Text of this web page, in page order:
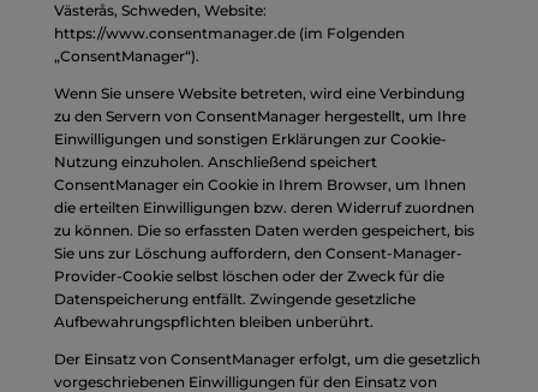
Västerås, Schweden, Website:
https://www.consentmanager.de(im Folgenden
„ConsentManager“).
Wenn Sie unsere Website betreten, wird eine Verbindung
zu den Servern von ConsentManager hergestellt, um Ihre
Einwilligungen und sonstigen Erklärungen zur Cookie-
Nutzung einzuholen. Anschließend speichert
ConsentManager ein Cookie in Ihrem Browser, um Ihnen
die erteilten Einwilligungen bzw. deren Widerruf zuordnen
zu können. Die so erfassten Daten werden gespeichert, bis
Sie uns zur Löschung auffordern, den Consent-Manager-
Provider-Cookie selbst löschen oder der Zweck für die
Datenspeicherung entfällt. Zwingende gesetzliche
Aufbewahrungspflichten bleiben unberührt.
Der Einsatz von ConsentManager erfolgt, um die gesetzlich
vorgeschriebenen Einwilligungen für den Einsatz von